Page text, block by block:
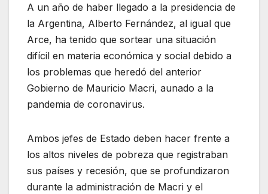
A un año de haber llegado a la presidencia de
la Argentina, Alberto Fernández, al igual que
Arce, ha tenido que sortear una situación
difícil en materia económica y social debido a
los problemas que heredó del anterior
Gobierno de Mauricio Macri, aunado a la
pandemia de coronavirus.
Ambos jefes de Estado deben hacer frente a
los altos niveles de pobreza que registraban
sus países y recesión, que se profundizaron
durante la administración de Macri y el